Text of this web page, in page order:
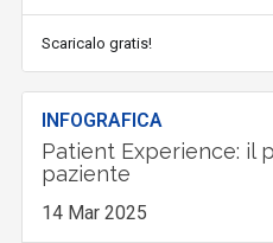
Scaricalo gratis!
INFOGRAFICA
Patient Experience: il
paziente
14 Mar 2025